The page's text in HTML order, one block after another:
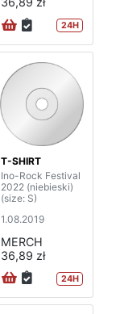
24H
T-SHIRT
Ino-Rock Festival
2022 (niebieski)
(size: S)
1.08.2019
MERCH
36,89 zł
24H